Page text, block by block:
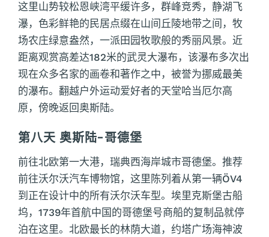
这里山势较松恩峡湾平缓许多，群峰竞秀，静湖飞
瀑，色彩鲜艳的民居点缀在山间丘陵地带之间，牧
场农庄绿意盎然，一派田园牧歌般的秀丽风景。近
距离观赏高差达182米的武灵大瀑布，该瀑布多次出
现在众多名家的画卷和著作之中，被誉为挪威最美
的瀑布。翻越户外运动爱好者的天堂哈当厄尔高
原，傍晚返回奥斯陆。
第八天 奥斯陆-哥德堡
前往北欧第一大港，瑞典西海岸城市哥德堡。推荐
前往沃尔沃汽车博物馆，这里陈列着从第一辆ÖV4
到正在设计中的所有沃尔沃车型。埃里克斯堡古船
坞，1739年首航中国的哥德堡号商船的复制品就停
泊在这里。北欧最长的林荫大道，约塔广场海神波